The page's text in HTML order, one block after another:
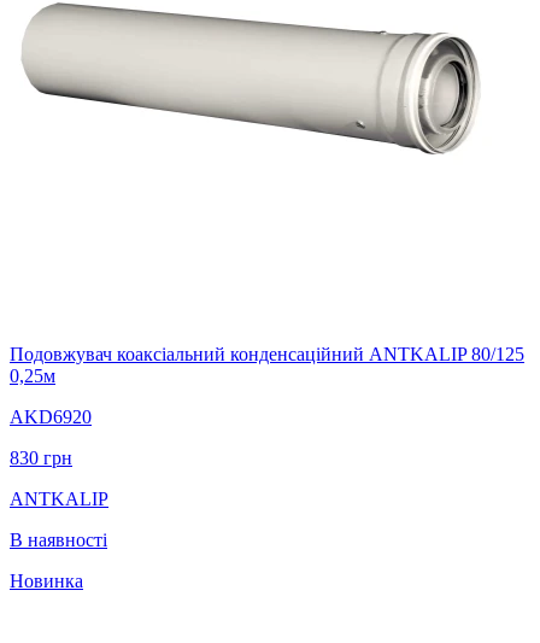
Подовжувач коаксіальний конденсаційний ANTKALIP 80/125
0,25м
AKD6920
830 грн
ANTKALIP
В наявності
Новинка